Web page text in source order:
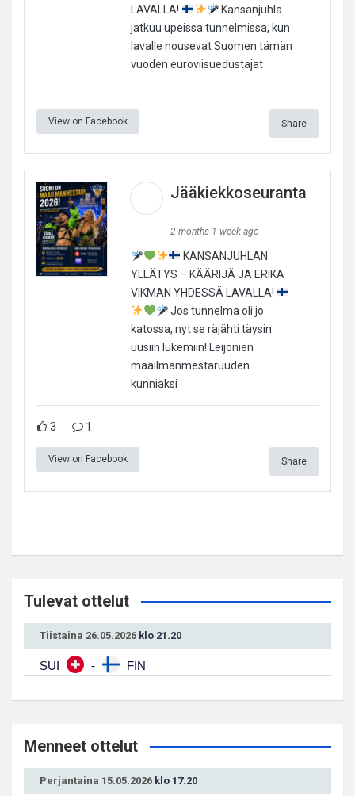
LAVALLA!
Kansanjuhla
jatkuu upeissa tunnelmissa, kun
lavalle nousevat Suomen tämän
vuoden euroviisuedustajat
View on Facebook Share
Jääkiekkoseuranta
2 months 1 week ago
KANSANJUHLAN
YLLÄTYS – KÄÄRIJÄ JA ERIKA
VIKMAN YHDESSÄ LAVALLA!
Jos tunnelma oli jo
katossa, nyt se räjähti täysin
uusiin lukemiin! Leijonien
maailmanmestaruuden
kunniaksi
3 1
View on Facebook Share
Tulevat ottelut
Tiistaina 26.05.2026 klo 21.20
SUI - FIN
Menneet ottelut
Perjantaina 15.05.2026 klo 17.20